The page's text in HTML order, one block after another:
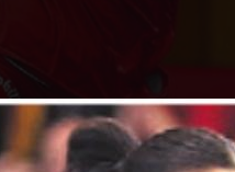
VÂLCEA